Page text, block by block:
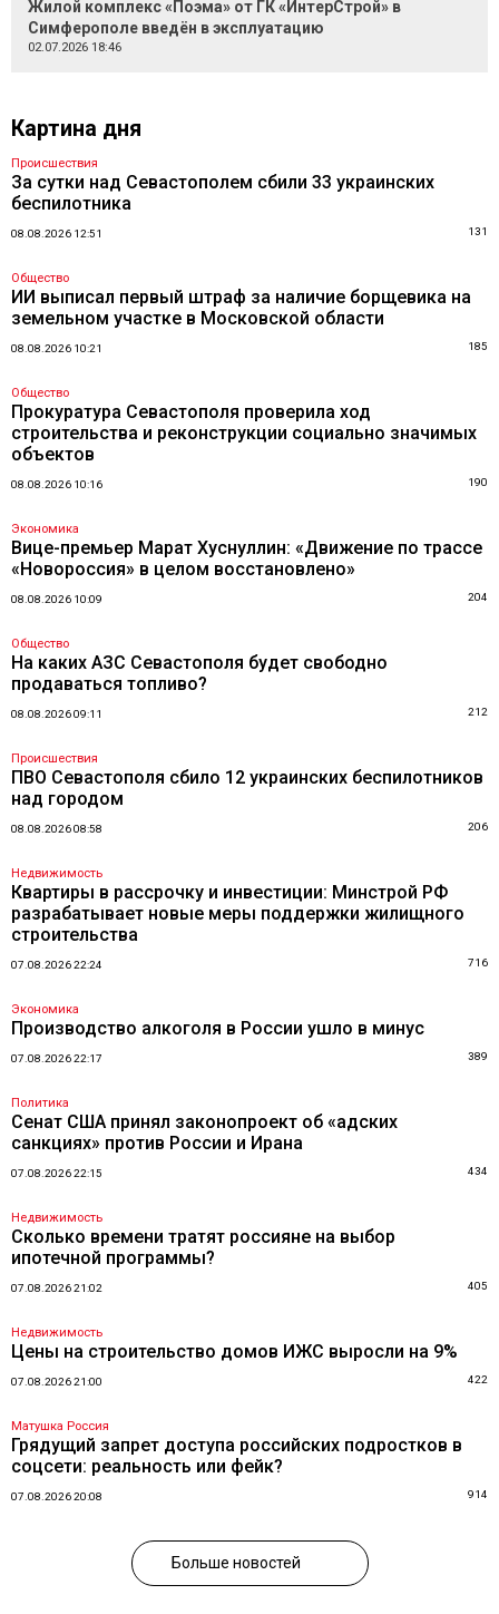
Жилой комплекс «Поэма» от ГК «ИнтерСтрой» в
Симферополе введён в эксплуатацию
02.07.2026 18:46
Картина дня
Происшествия
За сутки над Севастополем сбили 33 украинских
беспилотника
08.08.2026 12:51 131
Общество
ИИ выписал первый штраф за наличие борщевика на
земельном участке в Московской области
08.08.2026 10:21 185
Общество
Прокуратура Севастополя проверила ход
строительства и реконструкции социально значимых
объектов
08.08.2026 10:16 190
Экономика
Вице-премьер Марат Хуснуллин: «Движение по трассе
«Новороссия» в целом восстановлено»
08.08.2026 10:09 204
Общество
На каких АЗС Севастополя будет свободно
продаваться топливо?
08.08.2026 09:11 212
Происшествия
ПВО Севастополя сбило 12 украинских беспилотников
над городом
08.08.2026 08:58 206
Недвижимость
Квартиры в рассрочку и инвестиции: Минстрой РФ
разрабатывает новые меры поддержки жилищного
строительства
07.08.2026 22:24 716
Экономика
Производство алкоголя в России ушло в минус
07.08.2026 22:17 389
Политика
Сенат США принял законопроект об «адских
санкциях» против России и Ирана
07.08.2026 22:15 434
Недвижимость
Сколько времени тратят россияне на выбор
ипотечной программы?
07.08.2026 21:02 405
Недвижимость
Цены на строительство домов ИЖС выросли на 9%
07.08.2026 21:00 422
Матушка Россия
Грядущий запрет доступа российских подростков в
соцсети: реальность или фейк?
07.08.2026 20:08 914
Больше новостей